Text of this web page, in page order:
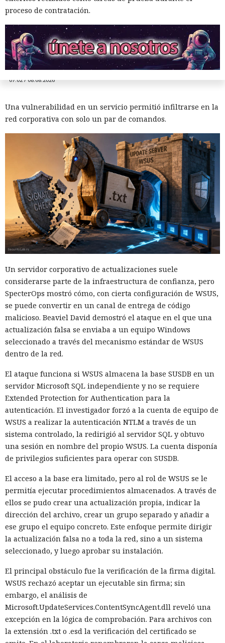
proceso de contratación.
El DHS intentó acceder a chats
privados de Signal, pero un
tribunal rechazó rápidamente
su petición
06:10 / 09.08.2026
Cuanto más investigaban las autoridades, más se agudizaba
el debate sobre la privacidad en Internet.
La disputa sobre la vigilancia de manifestantes en el estado
de Maine salió de las calles y llegó a los tribunales, donde el
Departamento de Seguridad Nacional de EE. UU. solicitó
acceso a grupos cerrados de Signal. La solicitud apareció en
el marco del casoHilton v. Noem, en el que residentes
acusan a la agencia de vigilar la actividad pública y de violar
los derechos garantizados por la Primera Enmienda de la
Constitución.
El conflicto comenzó tras el aumento de las operaciones
migratorias en barrios residenciales de Maine. Los vecinos
se organizaron en grupos de respuesta rápida y, a través de
Signal, se avisaban dónde operaban agentes del
Departamento de Seguridad Nacional y del Servicio de
Inmigración y Control de Aduanas de EE. UU. (ICE). Los chats
ayudaban a vigilar las redadas, documentarlas y advertir a
los vecinos.
Ahora el gobiernoquiere mirardentro de esos grupos. En el
marco del proceso judicial, las autoridades solicitaron
vulnerar un servidor de
actualizaciones de Windows con
un simple cambio de extensión
07:02 / 08.08.2026
Una vulnerabilidad en un servicio permitió infiltrarse en la
red corporativa con solo un par de comandos.
Un servidor corporativo de actualizaciones suele
considerarse parte de la infraestructura de confianza, pero
SpecterOps mostró cómo, con cierta configuración de WSUS,
se puede convertir en un canal de entrega de código
malicioso. Beaviel David demostró el ataque en el que una
actualización falsa se enviaba a un equipo Windows
seleccionado a través del mecanismo estándar de WSUS
dentro de la red.
El ataque funciona si WSUS almacena la base SUSDB en un
servidor Microsoft SQL independiente y no se requiere
Extended Protection for Authentication para la
autenticación. El investigador forzó a la cuenta de equipo de
WSUS a realizar la autenticación NTLM a través de un
sistema controlado, la redirigió al servidor SQL y obtuvo
una sesión en nombre del propio WSUS. La cuenta disponía
de privilegios suficientes para operar con SUSDB.
El acceso a la base era limitado, pero al rol de WSUS se le
permitía ejecutar procedimientos almacenados. A través de
ellos se pudo crear una actualización propia, indicar la
dirección del archivo, crear un grupo separado y añadir a
ese grupo el equipo concreto. Este enfoque permite dirigir
la actualización falsa no a toda la red, sino a un sistema
seleccionado, y luego aprobar su instalación.
El principal obstáculo fue la verificación de la firma digital.
WSUS rechazó aceptar un ejecutable sin firma; sin
embargo, el análisis de
Microsoft.UpdateServices.ContentSyncAgent.dll reveló una
excepción en la lógica de comprobación. Para archivos con
la extensión .txt o .esd la verificación del certificado se